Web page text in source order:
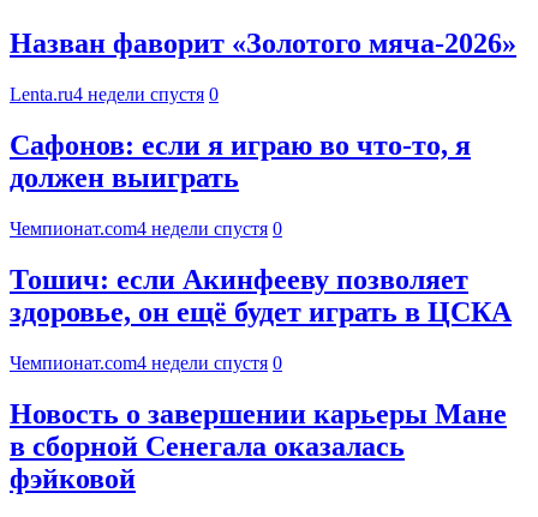
Назван фаворит «Золотого мяча-2026»
Lenta.ru4 недели спустя 0
Сафонов: если я играю во что-то, я
должен выиграть
Чемпионат.com4 недели спустя 0
Тошич: если Акинфееву позволяет
здоровье, он ещё будет играть в ЦСКА
Чемпионат.com4 недели спустя 0
Новость о завершении карьеры Мане
в сборной Сенегала оказалась
фэйковой